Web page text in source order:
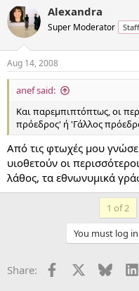
Alexandra
Super Moderator
Aug 14, 2008
anef said:
Και παρεμπιπτόπτως, οι
πρόεδρος' ή 'Γάλλος
Από τις φτωχές μου
υιοθετούν οι
λάθος, τα εθνωνυμικά
1 of 2
You must log
Share: Facebook